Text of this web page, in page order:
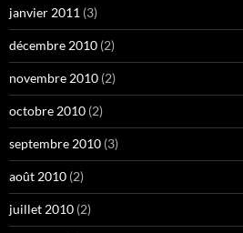
janvier 2011 (3)
décembre 2010 (2)
novembre 2010 (2)
octobre 2010 (2)
septembre 2010 (3)
août 2010 (2)
juillet 2010 (2)